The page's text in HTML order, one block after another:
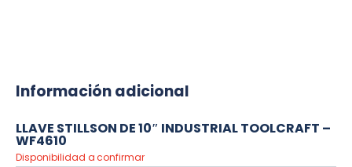
Información adicional
LLAVE STILLSON DE 10″ INDUSTRIAL TOOLCRAFT –
WF4610
Disponibilidad a confirmar